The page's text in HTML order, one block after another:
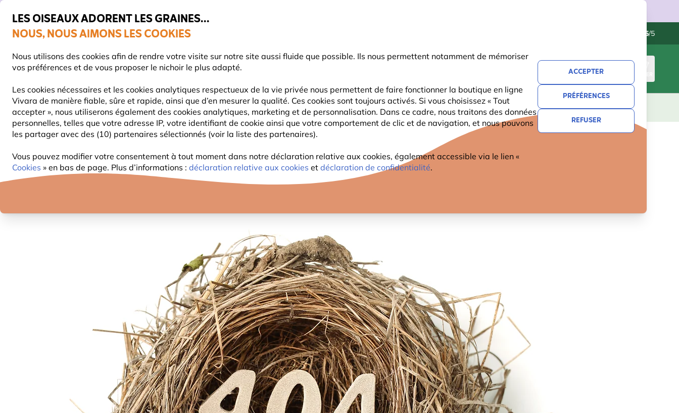
LES OISEAUX ADORENT LES GRAINES...
NOUS, NOUS AIMONS LES COOKIES
Nous utilisons des cookies afin de rendre votre visite sur notre site aussi fluide que possible. Ils nous permettent notamment de mémoriser
vos préférences et de vous proposer le nichoir le plus adapté.
Les cookies nécessaires et les cookies analytiques respectueux de la vie privée nous permettent de faire fonctionner la boutique en ligne
Vivara de manière fiable, sûre et rapide, ainsi que d’en mesurer la qualité. Ces cookies sont toujours activés. Si vous choisissez « Tout
accepter », nous utiliserons également des cookies analytiques, marketing et de personnalisation. Dans ce cadre, nous traitons des données
personnelles, telles que votre adresse IP, votre identifiant de cookie ainsi que votre comportement de clic et de navigation, et nous pouvons
les partager avec des (10) partenaires sélectionnés (voir la liste des partenaires).
Vous pouvez modifier votre consentement à tout moment dans notre déclaration relative aux cookies, également accessible via le lien «
Cookies » en bas de page. Plus d’informations : déclaration relative aux cookies et déclaration de confidentialité.
ACCEPTER
PRÉFÉRENCES
REFUSER
Très bien noté dans 11 pays 4.5/5
Chercher
CONNEXION
NOURRITURE MANGEOIRES NICHOIRS FAUNE PLANTES OBSERVATION ENFANTS CADEAUX NOUVEAUTÉS OFFRES
CETTE PAGE A PRIS SON ENVOL...